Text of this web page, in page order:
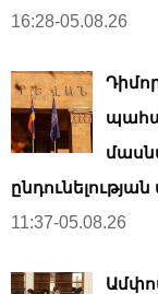
16:28-05.08.26
11:37-05.08.26